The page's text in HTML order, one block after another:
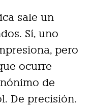
sale un
Sí, uno
pero
ocurre
de
De precisión.